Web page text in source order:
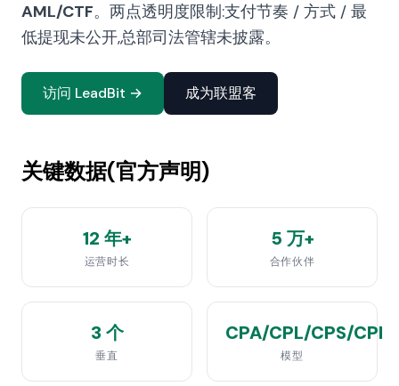
AML/CTF。两点透明度限制:支付节奏 / 方式 / 最
低提现未公开,总部司法管辖未披露。
访问 LeadBit → 成为联盟客
关键数据(官方声明)
12 年+
运营时长
5 万+
合作伙伴
3 个
垂直
CPA/CPL/CPS/CPI
模型